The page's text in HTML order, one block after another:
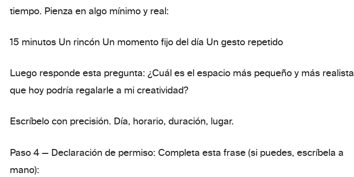
tiempo. Pienza en algo mínimo y real:
15 minutos Un rincón Un momento fijo del día Un gesto repetido
Luego responde esta pregunta: ¿Cuál es el espacio más pequeño y más realista
que hoy podría regalarle a mi creatividad?
Escríbelo con precisión. Día, horario, duración, lugar.
Paso 4 — Declaración de permiso: Completa esta frase (si puedes, escríbela a
mano):